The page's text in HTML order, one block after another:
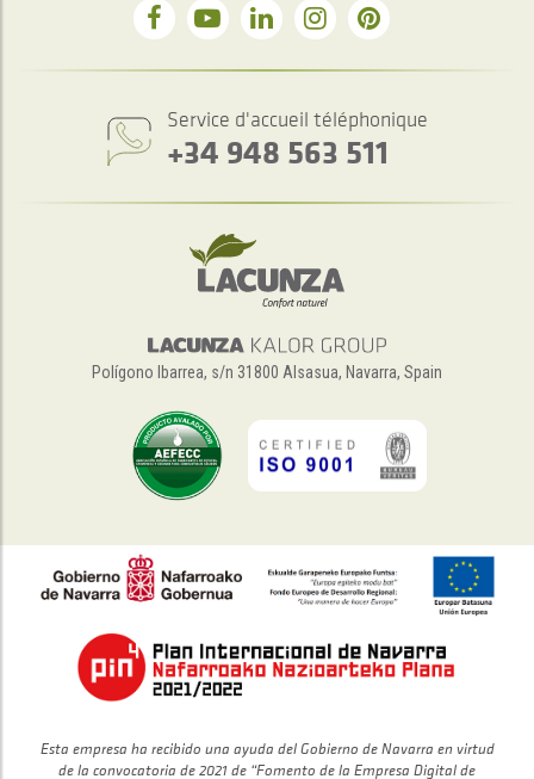
Service d'accueil téléphonique
+34 948 563 511
Polígono Ibarrea, s/n 31800 Alsasua, Navarra, Spain
Esta empresa ha recibido una ayuda del Gobierno de Navarra en virtud
de la convocatoria de 2021 de “Fomento de la Empresa Digital de